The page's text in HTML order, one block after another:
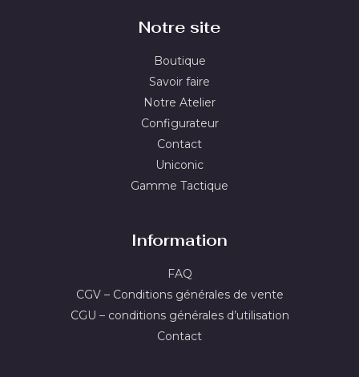
Notre site
Boutique
Savoir faire
Notre Atelier
Configurateur
Contact
Uniconic
Gamme Tactique
Information
FAQ
CGV – Conditions générales de vente
CGU – conditions générales d’utilisation
Contact